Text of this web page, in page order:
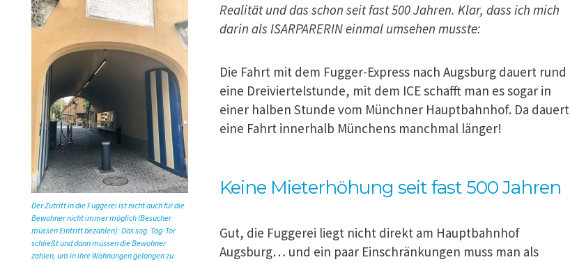
Der Zutritt in die Fuggerei ist nicht auch für die
Bewohner nicht immer möglich (Besucher
müssen Eintritt bezahlen): Das sog. Tag-Tor
schließt und dann müssen die Bewohner
zahlen, um in ihre Wohnungen gelangen zu
Realität und das schon seit fast 500 Jahren. Klar, dass ich mich
darin als ISARPARERIN einmal umsehen musste:
Die Fahrt mit dem Fugger-Express nach Augsburg dauert rund
eine Dreiviertelstunde, mit dem ICE schafft man es sogar in
einer halben Stunde vom Münchner Hauptbahnhof. Da dauert
eine Fahrt innerhalb Münchens manchmal länger!
Keine Mieterhöhung seit fast 500 Jahren
Gut, die Fuggerei liegt nicht direkt am Hauptbahnhof
Augsburg… und ein paar Einschränkungen muss man als